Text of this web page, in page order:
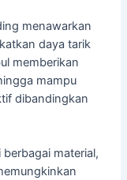
menawarkan
daya tarik
memberikan
mampu
dibandingkan
material,